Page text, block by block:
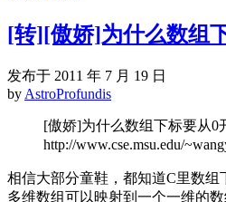
[转][傲娇]为什么数组
发布于 2011 年 7 月 19 日
by AstroProfundis
[傲娇]为什么数组下标要从0
http://www.cse.msu.edu/
相信大部分童鞋，都知道C里数组
多维数组可以映射到一个一维的